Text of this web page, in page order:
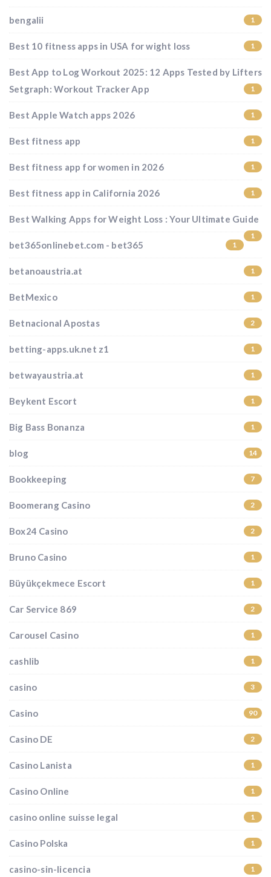
bengalii 1
Best 10 fitness apps in USA for wight loss 1
Best App to Log Workout 2025: 12 Apps Tested by Lifters
Setgraph: Workout Tracker App
1
Best Apple Watch apps 2026 1
Best fitness app 1
Best fitness app for women in 2026 1
Best fitness app in California 2026 1
Best Walking Apps for Weight Loss : Your Ultimate Guide
1
bet365onlinebet.com - bet365 1
betanoaustria.at 1
BetMexico 1
Betnacional Apostas 2
betting-apps.uk.net z1 1
betwayaustria.at 1
Beykent Escort 1
Big Bass Bonanza 1
blog 14
Bookkeeping 7
Boomerang Casino 2
Box24 Casino 2
Bruno Casino 1
Büyükçekmece Escort 1
Car Service 869 2
Carousel Casino 1
cashlib 1
casino 3
Casino 90
Casino DE 2
Casino Lanista 1
Casino Online 1
casino online suisse legal 1
Casino Polska 1
casino-sin-licencia 1